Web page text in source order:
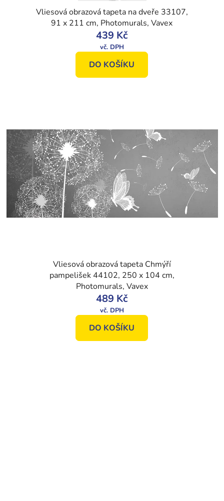
Vliesová obrazová tapeta na dveře 33107,
91 x 211 cm, Photomurals, Vavex
439 Kč
DO KOŠÍKU
Vliesová obrazová tapeta Chmýří
pampelišek 44102, 250 x 104 cm,
Photomurals, Vavex
489 Kč
DO KOŠÍKU